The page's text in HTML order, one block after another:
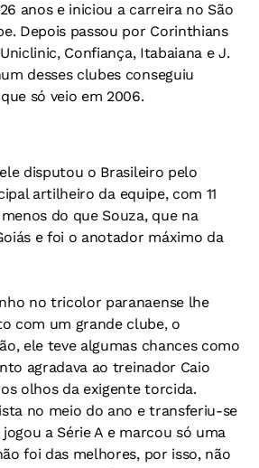
anos e iniciou a carreira no São
Depois passou por Corinthians
Confiança, Itabaiana e J.
desses clubes conseguiu
só veio em 2006.
disputou o Brasileiro pelo
artilheiro da equipe, com 11
do que Souza, que na
e foi o anotador máximo da
no tricolor paranaense lhe
com um grande clube, o
ele teve algumas chances como
agradava ao treinador Caio
olhos da exigente torcida.
no meio do ano e transferiu-se
a Série A e marcou só uma
foi das melhores, por isso, não